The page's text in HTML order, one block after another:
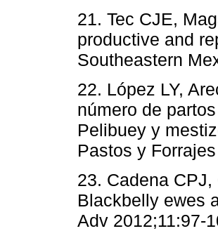
21. Tec CJE,
productive and
Southeastern
22. López LY,
número de
Pelibuey y
Pastos y
23. Cadena
Blackbelly ewes
Adv 2012;11:97-